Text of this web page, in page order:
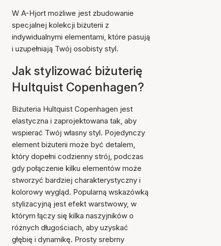
W A-Hjort możliwe jest zbudowanie
specjalnej kolekcji biżuterii z
indywidualnymi elementami, które pasują
i uzupełniają Twój osobisty styl.
Jak stylizować biżuterię
Hultquist Copenhagen?
Biżuteria Hultquist Copenhagen jest
elastyczna i zaprojektowana tak, aby
wspierać Twój własny styl. Pojedynczy
element biżuterii może być detalem,
który dopełni codzienny strój, podczas
gdy połączenie kilku elementów może
stworzyć bardziej charakterystyczny i
kolorowy wygląd. Popularną wskazówką
stylizacyjną jest efekt warstwowy, w
którym łączy się kilka naszyjników o
różnych długościach, aby uzyskać
głębię i dynamikę. Prosty srebrny